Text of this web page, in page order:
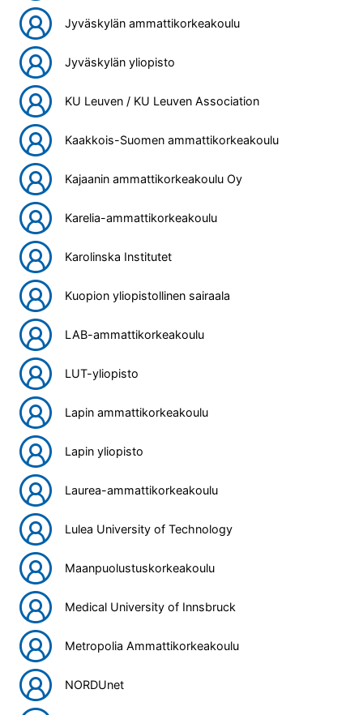
Jyväskylän ammattikorkeakoulu
Jyväskylän yliopisto
KU Leuven / KU Leuven Association
Kaakkois-Suomen ammattikorkeakoulu
Kajaanin ammattikorkeakoulu Oy
Karelia-ammattikorkeakoulu
Karolinska Institutet
Kuopion yliopistollinen sairaala
LAB-ammattikorkeakoulu
LUT-yliopisto
Lapin ammattikorkeakoulu
Lapin yliopisto
Laurea-ammattikorkeakoulu
Lulea University of Technology
Maanpuolustuskorkeakoulu
Medical University of Innsbruck
Metropolia Ammattikorkeakoulu
NORDUnet